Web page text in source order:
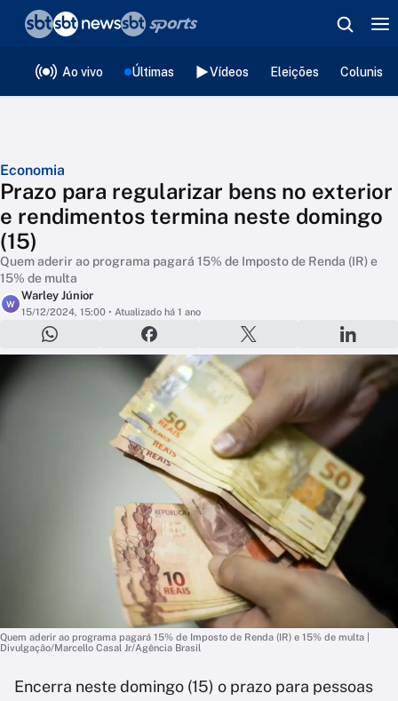
Ao vivo Últimas Vídeos Eleições
Economia
Prazo para regularizar bens no exterior
e rendimentos termina neste domingo
(15)
Quem aderir ao programa pagará 15% de Imposto de Renda (IR) e
15% de multa
W
Warley Júnior
15/12/2024, 15:00 • Atualizado há 1 ano
Quem aderir ao programa pagará 15% de Imposto de Renda (IR) e 15% de multa |
Divulgação/Marcello Casal Jr/Agência Brasil
Encerra neste domingo (15) o prazo para pessoas
❮voltar
Editorias